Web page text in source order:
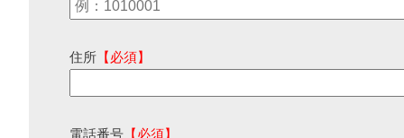
住所 【必須】
電話番号 【必須】